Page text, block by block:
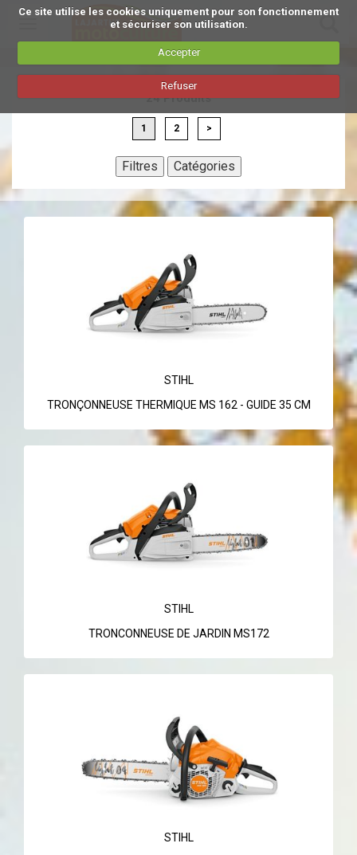
Ce site utilise les cookies uniquement pour son fonctionnement
et sécuriser son utilisation.
Accepter
Refuser
Aller
navigation
24 Produits
1 2 >
Filtres Catégories
STIHL
TRONÇONNEUSE THERMIQUE MS 162 - GUIDE 35 CM
STIHL
TRONCONNEUSE DE JARDIN MS172
STIHL